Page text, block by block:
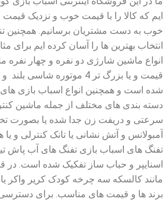
ایم که کالا را با قیمت خوب و نزدیک
خوب به دست مشتریان برسانیم. همچنین
انتخاب بهترین ها را آسان کرده ایم برای
انواع ماشین شارژی دو نفره و چهار
قیمت و یا بزرگ تر 4 موتوره
شده است و همچنین انواع اسباب بازی
دسته بندی های مختلف از جمله ماشین
سرعتی و دریفت زن جدا شده یا بصورت
آمبولانس و آتش نشانی یا تانک کنترلی و یا
تفنگ های اسباب بازی تفنگ های آب پاش
اسنایپر و حباب ساز تفکیک شده است. در
مانند کالسکه سه چرخه کودک کریر واکر
برند ها و قیمت های مناسب. برای